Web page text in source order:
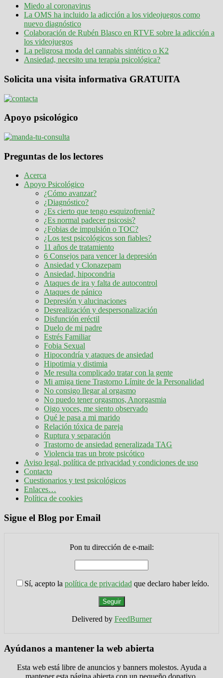
Miedo al coronavirus
La OMS ha incluido la adicción a los videojuegos como
nuevo diagnóstico
Colaboración de Rubén Blasco en RTVE sobre la adicción a
los videojuegos
La peligrosa moda del cannabis sintético o K2
Ansiedad, necesito una terapia psicológica?
Solicita una visita informativa GRATUITA
Apoyo psicológico
Preguntas de los lectores
Acerca
Apoyo Psicológico
¿Cómo avanzar?
¿Diagnóstico?
¿Es cierto que tengo esquizofrenia?
¿Es normal padecer psicosis?
¿Fobias de impulsión o TOC?
¿Los test psicológicos son fiables?
11 años de tratamiento
6 Consejos para vencer la depresión
Ansiedad y Clonazepam
Ansiedad, hipocondria
Ataques de ira y falta de autocontrol
Ataques de pánico
Depresión y alucinaciones
Desrealización y despersonalización
Disfunción eréctil
Duelo de mi padre
Estrés Familiar
Fobia Sexual
Hipocondría y ataques de ansiedad
Hipotimia y distimia
Me resulta complicado tratar con la gente
Mi amiga tiene Trastorno Límite de la Personalidad
No consigo llegar al orgasmo
No puedo tener orgasmos, Anorgasmia
Oigo voces, me siento observado
Qué le pasa a mi marido
Relación tóxica de pareja
Ruptura y separación
Trastorno de ansiedad generalizada TAG
Violencia tras un brote psicótico
Aviso legal, política de privacidad y condiciones de uso
Contacto
Cuestionarios y test psicológicos
Enlaces…
Política de cookies
Sigue el Blog por Email
Pon tu dirección de e-mail:
Sí, acepto la política de privacidad que declaro haber leído.
Delivered by FeedBurner
Ayúdanos a mantener la web abierta
Esta web está libre de anuncios y banners molestos. Ayuda a